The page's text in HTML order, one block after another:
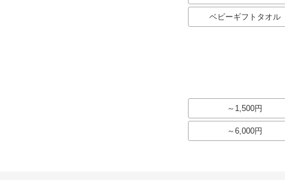
ベビーギフトタオル
～1,500円
～6,000円